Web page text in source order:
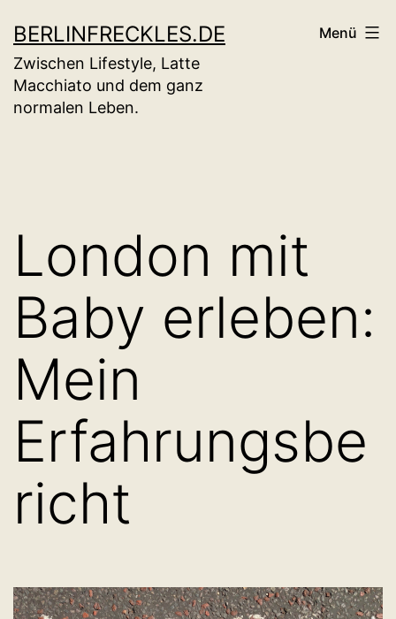
Inhalt
springen
BERLINFRECKLES.DE
Zwischen Lifestyle, Latte
Macchiato und dem ganz
normalen Leben.
Menü
London mit
Baby erleben:
Mein
Erfahrungsbe
richt